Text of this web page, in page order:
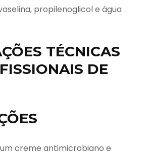
propilenoglicol e água
TÉCNICAS
DE
creme antimicrobiano e